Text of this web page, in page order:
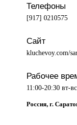
Телефоны
[917] 0210575
Сайт
kluchevoy.com/
Рабочее
11:00-20:30 вт-вс
Россия, г.